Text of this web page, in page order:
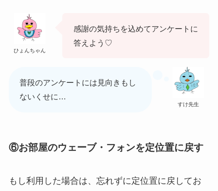
ひょんちゃん
感謝の気持ちを込めてアンケートに
答えよう♡
すけ先生
普段のアンケートには見向きもし
ないくせに…
⑥お部屋のウェーブ・フォンを定位置に戻す
もし利用した場合は、忘れずに定位置に戻してお